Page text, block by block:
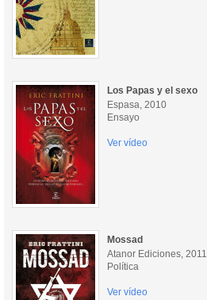
Los Papas y el sexo
Espasa, 2010
Ensayo
Ver vídeo
Mossad
Atanor Ediciones, 2011
Política
Ver vídeo